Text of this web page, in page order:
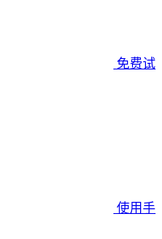
免费试
使用手